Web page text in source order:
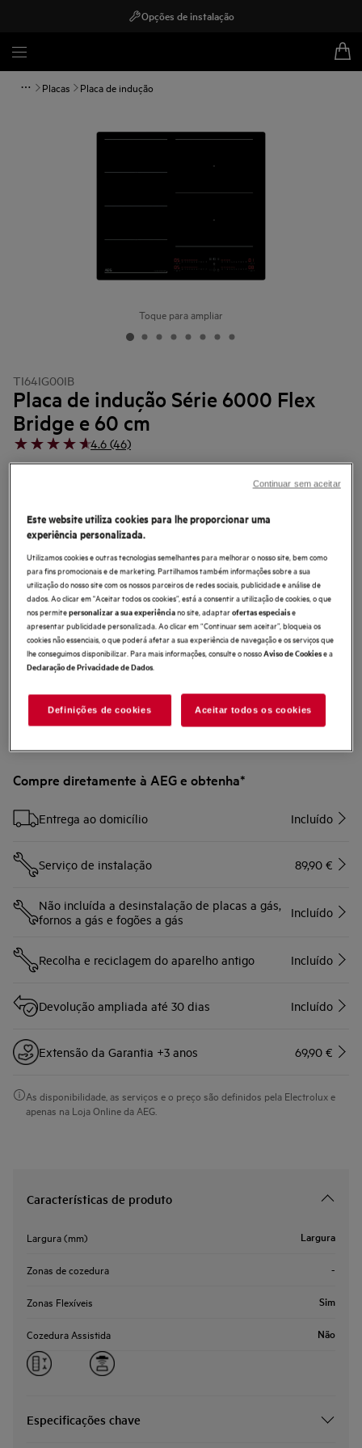
Opções de instalação
Placas Placa de indução
Toque para ampliar
TI64IG00IB
Placa de indução Série 6000 Flex
Bridge e 60 cm
4.6 (46)
FlexiBridge®.
Combine até quatro segmentos de aquecimento.
PowerSlide para passar rapidamente da fervura ao calor suave.
As instruções e avisos de segurança de acordo com o
manual do utilizador. Para uma utilização segura do produto, leia o
manual do utilizador completo.
Compre diretamente à AEG e obtenha*
Entrega ao domicílio Incluído
Serviço de instalação 89,90 €
Não incluída a desinstalação de placas a gás,
fornos a gás e fogões a gás
Incluído
Recolha e reciclagem do aparelho antigo Incluído
Devolução ampliada até 30 dias Incluído
Extensão da Garantia +3 anos 69,90 €
As disponibilidade, as serviços e o preço são definidos pela Electrolux e
apenas na Loja Online da AEG.
Características de produto
Largura (mm) Largura
Zonas de cozedura -
Zonas Flexíveis Sim
Cozedura Assistida Não
Especificações chave
Este website utiliza cookies para lhe proporcionar uma
experiência personalizada.
Utilizamos cookies e outras tecnologias semelhantes para melhorar o nosso site, bem como
para fins promocionais e de marketing. Partilhamos também informações sobre a sua
utilização do nosso site com os nossos parceiros de redes sociais, publicidade e análise de
dados. Ao clicar em "Aceitar todos os cookies”, está a consentir a utilização de cookies, o que
nos permitepersonalizar a sua experiênciano site, adaptarofertas especiaise
apresentar publicidade personalizada. Ao clicar em “Continuar sem aceitar”, bloqueia os
cookies não essenciais, o que poderá afetar a sua experiência de navegação e os serviços que
lhe conseguimos disponibilizar. Para mais informações, consulte o nossoAviso de Cookiese a
Declaração de Privacidade de Dados.
Definições de cookies Aceitar todos os cookies
Continuar sem aceitar